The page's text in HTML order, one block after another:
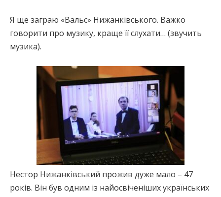
Я ще заграю «Вальс» Нижанківського. Важко
говорити про музику, краще її слухати… (звучить
музика).
Нестор Нижанківський прожив дуже мало – 47
років. Він був одним із найосвіченіших українських